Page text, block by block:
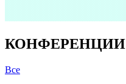
КОНФЕРЕНЦИИ
Все